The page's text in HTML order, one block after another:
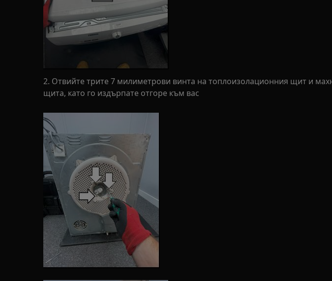
2. Отвийте трите 7 милиметрови винта на топлоизолационния щит и
щита, като го издърпате отгоре към вас